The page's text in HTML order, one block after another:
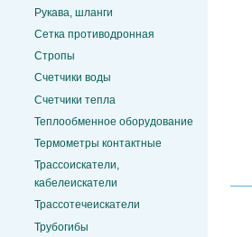
Рукава, шланги
Сетка противодронная
Стропы
Счетчики воды
Счетчики тепла
Теплообменное оборудование
Термометры контактные
Трассоискатели,
кабелеискатели
Трассотечеискатели
Трубогибы